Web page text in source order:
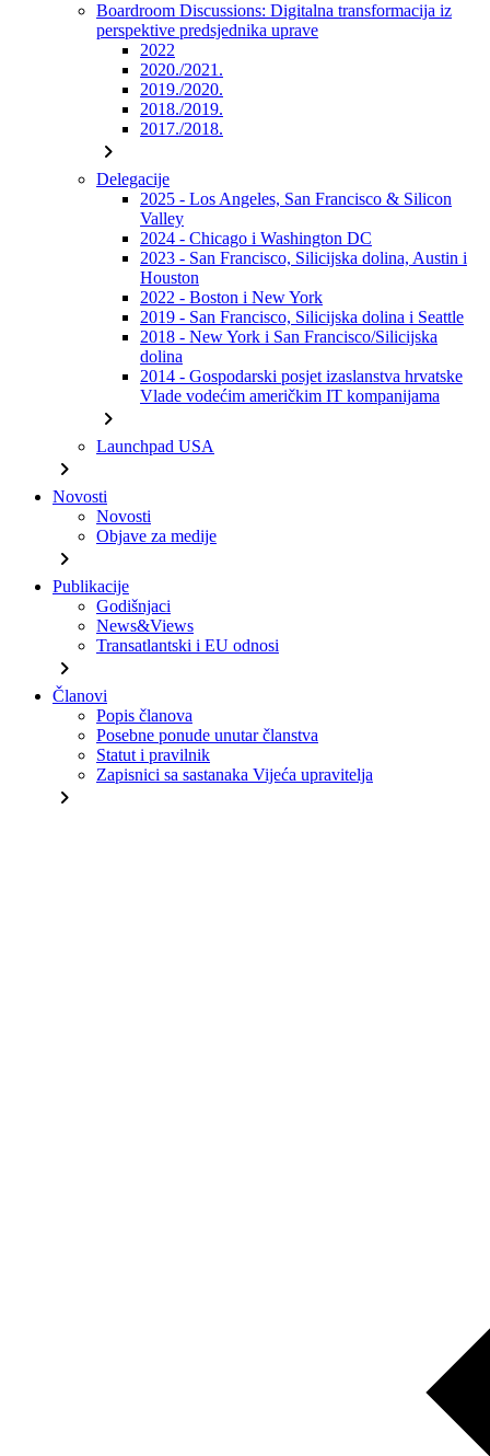
Boardroom Discussions: Digitalna transformacija iz
perspektive predsjednika uprave
2022
2020./2021.
2019./2020.
2018./2019.
2017./2018.
chevron_right
Delegacije
2025 - Los Angeles, San Francisco & Silicon
Valley
2024 - Chicago i Washington DC
2023 - San Francisco, Silicijska dolina, Austin i
Houston
2022 - Boston i New York
2019 - San Francisco, Silicijska dolina i Seattle
2018 - New York i San Francisco/Silicijska
dolina
2014 - Gospodarski posjet izaslanstva hrvatske
Vlade vodećim američkim IT kompanijama
chevron_right
Launchpad USA
chevron_right
Novosti
Novosti
Objave za medije
chevron_right
Publikacije
Godišnjaci
News&Views
Transatlantski i EU odnosi
chevron_right
Članovi
Popis članova
Posebne ponude unutar članstva
Statut i pravilnik
Zapisnici sa sastanaka Vijeća upravitelja
chevron_right